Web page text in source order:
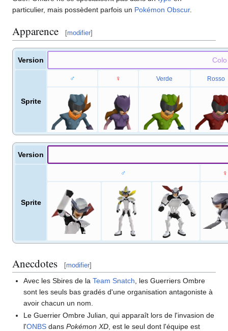
particulier, mais possèdent parfois un Pokémon Obscur.
Apparence [modifier]
Version Colo
Sprite
♂ ♀ Verde Rosso
Version
Sprite
♂ ♀
Anecdotes [modifier]
Avec les Sbires de laTeam Snatch, les Guerriers Ombre
sont les seuls bas gradés d'une organisation antagoniste à
avoir chacun un nom.
Le Guerrier Ombre Julian, qui apparaît lors de l'invasion de
l'ONBS dansPokémon XD , est le seul dont l'équipe est